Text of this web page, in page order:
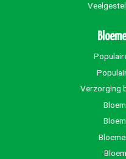
Verzorging